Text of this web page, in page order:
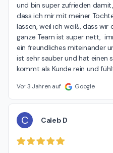
und bin super zufrieden
dass ich mir mit meiner
lassen, weil ich weiß, dass wir
ganze Team ist super nett,
ein freundliches miteinander
ist sehr sauber und hat einen
kommt als Kunde rein und
Vor 3 Jahren auf Google
C Caleb D